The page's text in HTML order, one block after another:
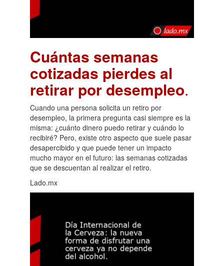
Cuántas semanas
cotizadas pierdes al
retirar por desempleo.
Cuando una persona solicita un retiro por
desempleo, la primera pregunta casi siempre es la
misma: ¿cuánto dinero puedo retirar y cuándo lo
recibiré? Pero, existe otro aspecto que suele pasar
desapercibido y que puede tener un impacto
mucho mayor en el futuro: las semanas cotizadas
que se descuentan al realizar el retiro.
Lado.mx